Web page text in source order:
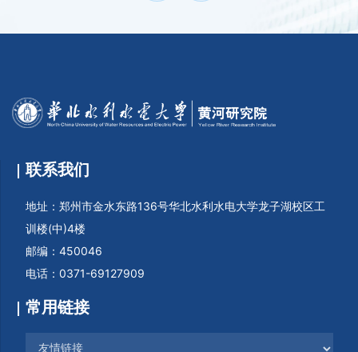
联系我们
地址：郑州市金水东路136号华北水利水电大学龙子湖校区工
训楼(中)4楼
邮编：450046
电话：0371-69127909
常用链接